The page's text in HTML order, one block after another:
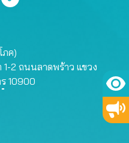
ภค)
1-2 ถนนลาดพร้าว แขวง
10900